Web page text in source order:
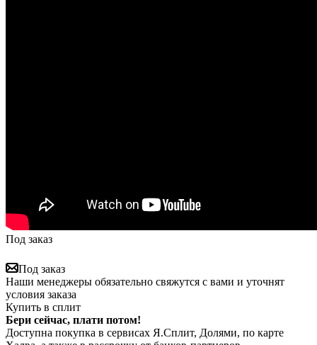
Под заказ
Под заказ
Наши менеджеры обязательно свяжутся с вами и уточнят
условия заказа
Купить в сплит
Бери сейчас, плати потом!
Доступна покупка в сервисах Я.Сплит, Долями, по карте